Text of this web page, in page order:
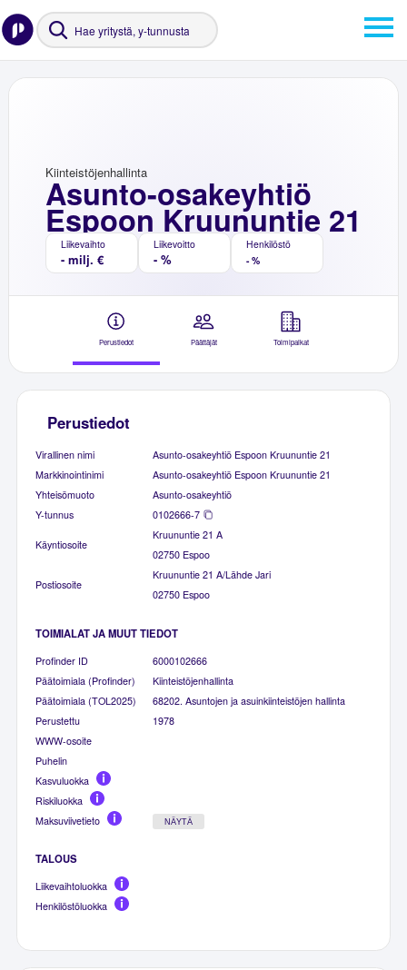
Asunto-osakeyhtiö
Espoon Kruununtie 21
Kiinteistöjenhallinta
Liikevaihto
- milj. €
Liikevoitto
- %
Henkilöstö
- %
Perustiedot Päättäjät Toimipaikat
Perustiedot
Virallinen nimi
Asunto-osakeyhtiö Espoon Kruununtie 21
Markkinointinimi
Asunto-osakeyhtiö Espoon Kruununtie 21
Yhteisömuoto
Asunto-osakeyhtiö
Y-tunnus
0102666-7
Käyntiosoite
Kruununtie 21 A
02750 Espoo
Postiosoite
Kruununtie 21 A/Lähde Jari
02750 Espoo
TOIMIALAT JA MUUT TIEDOT
Profinder ID
6000102666
Päätoimiala (Profinder)
Kiinteistöjenhallinta
Päätoimiala (TOL2025)
68202. Asuntojen ja asuinkiinteistöjen hallinta
Perustettu
1978
WWW-osoite
Puhelin
Kasvuluokka
Riskiluokka
Maksuviivetieto
NÄYTÄ
TALOUS
Liikevaihtoluokka
Henkilöstöluokka